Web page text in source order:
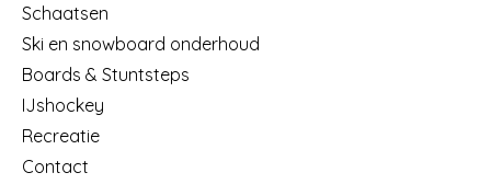
Schaatsen
Ski en snowboard onderhoud
Boards & Stuntsteps
IJshockey
Recreatie
Contact